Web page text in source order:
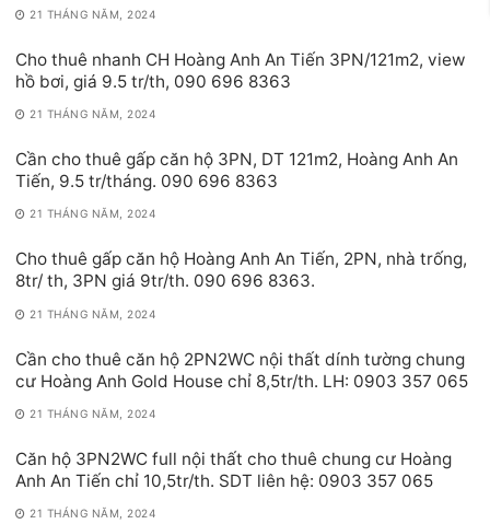
21 THÁNG NĂM, 2024
Cho thuê nhanh CH Hoàng Anh An Tiến 3PN/121m2, view
hồ bơi, giá 9.5 tr/th, 090 696 8363
21 THÁNG NĂM, 2024
Cần cho thuê gấp căn hộ 3PN, DT 121m2, Hoàng Anh An
Tiến, 9.5 tr/tháng. 090 696 8363
21 THÁNG NĂM, 2024
Cho thuê gấp căn hộ Hoàng Anh An Tiến, 2PN, nhà trống,
8tr/ th, 3PN giá 9tr/th. 090 696 8363.
21 THÁNG NĂM, 2024
Cần cho thuê căn hộ 2PN2WC nội thất dính tường chung
cư Hoàng Anh Gold House chỉ 8,5tr/th. LH: 0903 357 065
21 THÁNG NĂM, 2024
Căn hộ 3PN2WC full nội thất cho thuê chung cư Hoàng
Anh An Tiến chỉ 10,5tr/th. SDT liên hệ: 0903 357 065
21 THÁNG NĂM, 2024